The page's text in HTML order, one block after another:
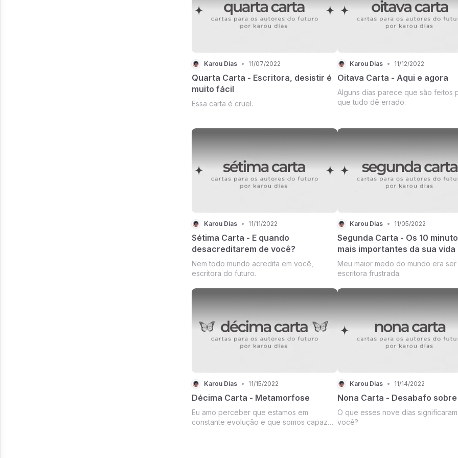
Karou Dias • 11/07/2022
Quarta Carta - Escritora, desistir é
muito fácil
Essa carta é cruel.
Karou Dias • 11/12/2022
Oitava Carta - Aqui e agora
Alguns dias parece que são feitos
que tudo dê errado.
Karou Dias • 11/11/2022
Sétima Carta - E quando
desacreditarem de você?
Nem todo mundo acredita em você,
escritora do futuro.
Karou Dias • 11/05/2022
Segunda Carta - Os 10
mais importantes da sua vida
Meu maior medo do mundo era ser
escritora frustrada.
Karou Dias • 11/15/2022
Décima Carta - Metamorfose
Eu amo perceber que estamos em
constante evolução e que somos capaz
Karou Dias • 11/14/2022
Nona Carta - Desabafo
O que esses nove dias
você?